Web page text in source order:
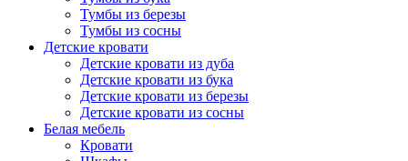
Тумбы из березы
Тумбы из сосны
Детские кровати
Детские кровати из дуба
Детские кровати из бука
Детские кровати из березы
Детские кровати из сосны
Белая мебель
Кровати